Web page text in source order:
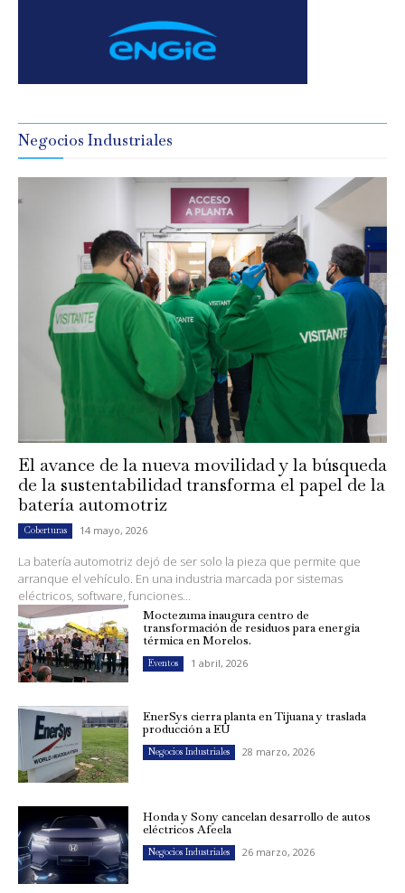
Negocios Industriales
El avance de la nueva movilidad y la búsqueda
de la sustentabilidad transforma el papel de la
batería automotriz
Coberturas 14 mayo, 2026
La batería automotriz dejó de ser solo la pieza que permite que
arranque el vehículo. En una industria marcada por sistemas
eléctricos, software, funciones...
Moctezuma inaugura centro de
transformación de residuos para energía
térmica en Morelos.
Eventos 1 abril, 2026
EnerSys cierra planta en Tijuana y traslada
producción a EU
Negocios Industriales 28 marzo, 2026
Honda y Sony cancelan desarrollo de autos
eléctricos Afeela
Negocios Industriales 26 marzo, 2026